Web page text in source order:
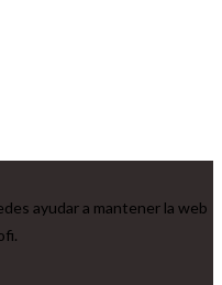
ayudar a mantener la web